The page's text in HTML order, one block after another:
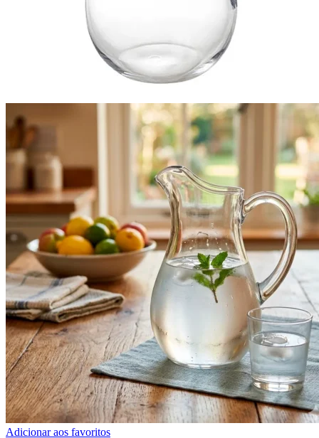
Adicionar aos favoritos